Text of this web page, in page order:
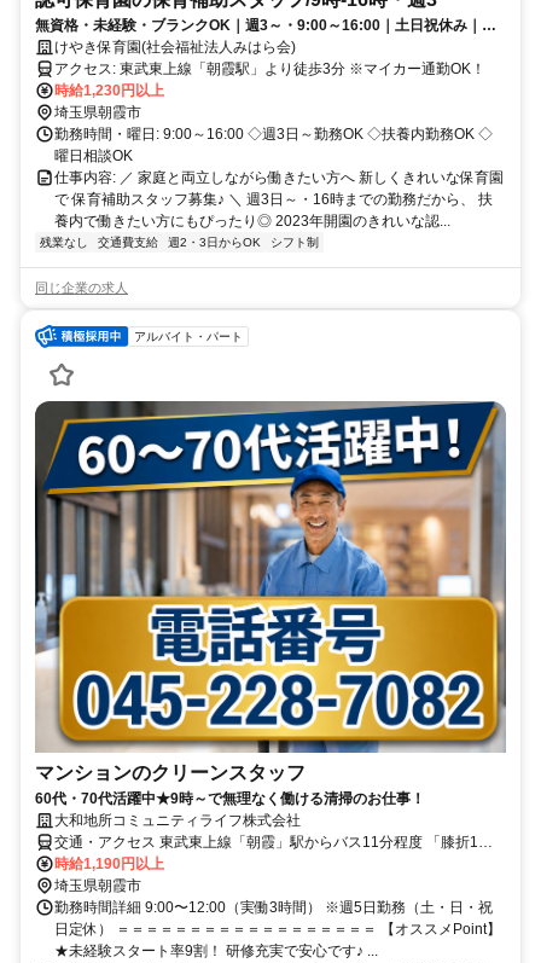
無資格・未経験・ブランクOK｜週3～・9:00～16:00｜土日祝休み｜マ
イカー通勤可｜扶養内勤務OK
けやき保育園(社会福祉法人みはら会)
アクセス: 東武東上線「朝霞駅」より徒歩3分 ※マイカー通勤OK！
時給1,230円以上
埼玉県朝霞市
勤務時間・曜日: 9:00～16:00 ◇週3日～勤務OK ◇扶養内勤務OK ◇
曜日相談OK
仕事内容: ／ 家庭と両立しながら働きたい方へ 新しくきれいな保育園
で 保育補助スタッフ募集♪ ＼ 週3日～・16時までの勤務だから、 扶
養内で働きたい方にもぴったり◎ 2023年開園のきれいな認...
残業なし 交通費支給 週2・3日からOK シフト制
同じ企業の求人
アルバイト・パート
マンションのクリーンスタッフ
60代・70代活躍中★9時～で無理なく働ける清掃のお仕事！
大和地所コミュニティライフ株式会社
交通・アクセス 東武東上線「朝霞」駅からバス11分程度 「膝折1丁
目」停留所下車 徒歩1分
時給1,190円以上
埼玉県朝霞市
勤務時間詳細 9:00〜12:00（実働3時間） ※週5日勤務（土・日・祝
日定休） ＝＝＝＝＝＝＝＝＝＝＝＝＝＝＝＝＝＝ 【オススメPoint】
★未経験スタート率9割！ 研修充実で安心です♪ ...